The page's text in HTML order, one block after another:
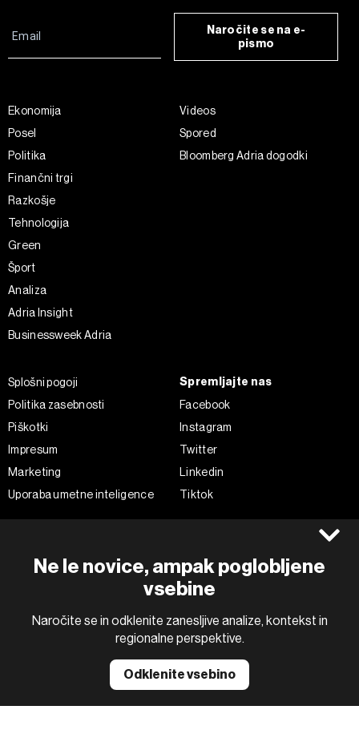
Ne le novice, ampak poglobljene
vsebine
Naročite se in odklenite zanesljive analize, kontekst in
regionalne perspektive.
Odklenite vsebino
Naročite se na e-
pismo
Ekonomija
Posel
Politika
Finančni trgi
Razkošje
Tehnologija
Green
Šport
Analiza
Adria Insight
Businessweek Adria
Videos
Spored
Bloomberg Adria dogodki
Splošni pogoji
Politika zasebnosti
Piškotki
Impresum
Marketing
Uporaba umetne inteligence
Spremljajte nas
Facebook
Instagram
Twitter
Linkedin
Tiktok
the BLOOMBERG logo are registered trademarks and service marks of
Bloomberg Finance L.P. or its subsidiaries, displayed with permission
Bloomberg Adria is a Mtel Swiss SA Property